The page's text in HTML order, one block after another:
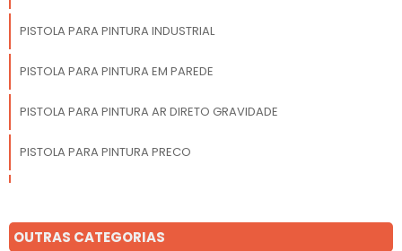
PISTOLA PARA PINTURA INDUSTRIAL
PISTOLA PARA PINTURA EM PAREDE
PISTOLA PARA PINTURA AR DIRETO GRAVIDADE
PISTOLA PARA PINTURA PRECO
OUTRAS CATEGORIAS